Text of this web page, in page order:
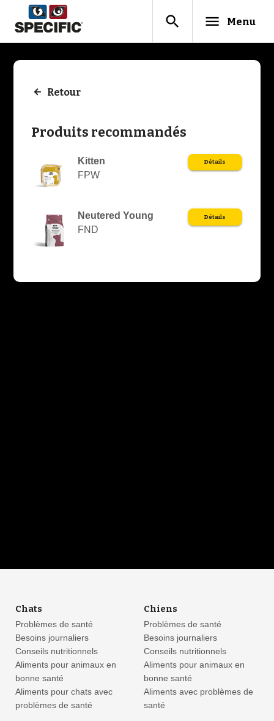
search menu Menu
Retour
Produits recommandés
Kitten
FPW
Détails
Neutered Young
FND
Détails
Chats
Problèmes de santé
Besoins journaliers
Conseils nutritionnels
Aliments pour animaux en
bonne santé
Aliments pour chats avec
problèmes de santé
Chiens
Problèmes de santé
Besoins journaliers
Conseils nutritionnels
Aliments pour animaux en
bonne santé
Aliments avec problèmes de
santé